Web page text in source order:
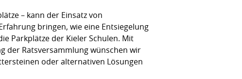
– kann der Einsatz von
bringen, wie eine Entsiegelung
Parkplätze der Kieler Schulen. Mit
der Ratsversammlung wünschen wir
oder alternativen Lösungen